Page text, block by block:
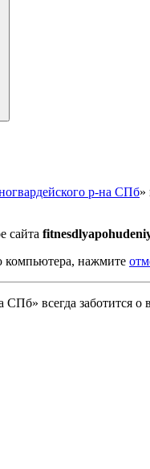
р-на СПб»
сайта
компьютера, нажмите
всегда заботится о